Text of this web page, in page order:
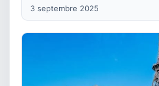
3 septembre 2025